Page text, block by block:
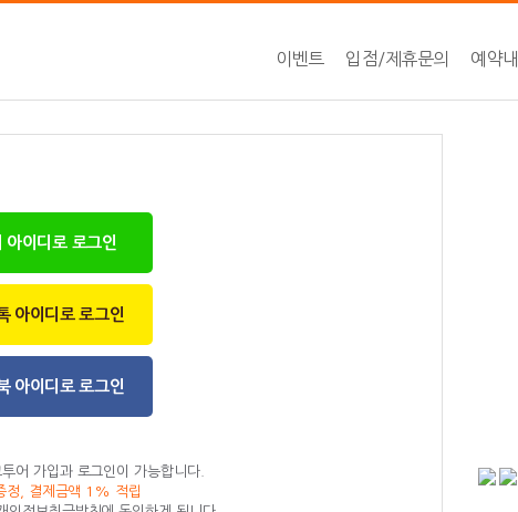
이벤트 입점/제휴문의 예약
아이디로 로그인
아이디로 로그인
아이디로 로그인
어 가입과 로그인이 가능합니다.
정, 결제금액 1% 적립